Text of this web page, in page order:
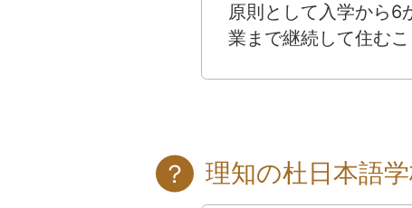
原則として入学から6
業まで継続して住むこ
理知の杜日本語